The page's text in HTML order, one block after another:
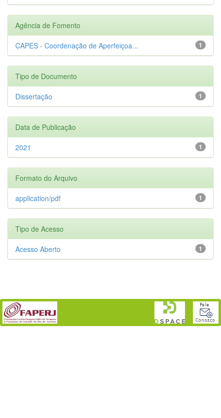
Agência de Fomento
1
CAPES - Coordenação de Aperfeiçoa...
Tipo de Documento
1
Dissertação
Data de Publicação
1
2021
Formato do Arquivo
1
application/pdf
Tipo de Acesso
1
Acesso Aberto